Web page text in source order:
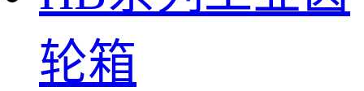
轮箱